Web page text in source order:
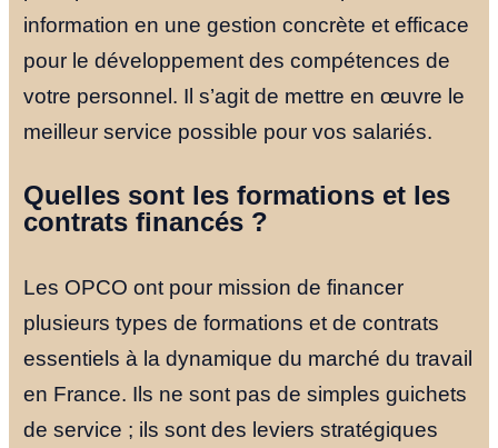
information en une gestion concrète et efficace
pour le développement des compétences de
votre personnel. Il s’agit de mettre en œuvre le
meilleur service possible pour vos salariés.
Quelles sont les formations et les
contrats financés ?
Les OPCO ont pour mission de financer
plusieurs types de formations et de contrats
essentiels à la dynamique du marché du travail
en France. Ils ne sont pas de simples guichets
de service ; ils sont des leviers stratégiques